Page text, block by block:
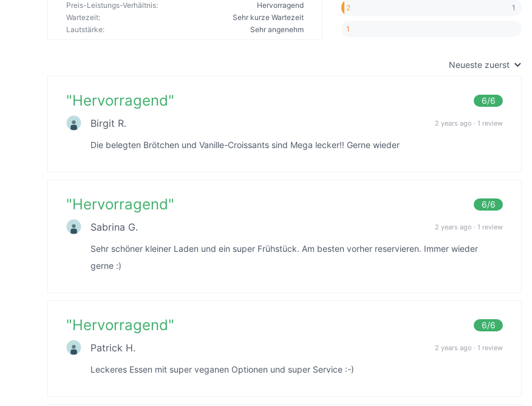
Preis-Leistungs-Verhältnis:
Hervorragend
Wartezeit:
Sehr kurze Wartezeit
Lautstärke: Sehr angenehm
2 1
1
Neueste zuerst
"Hervorragend" 6/6
Birgit R. 2 years ago · 1 review
Die belegten Brötchen und Vanille-Croissants sind Mega lecker!! Gerne wieder
"Hervorragend" 6/6
Sabrina G. 2 years ago · 1 review
Sehr schöner kleiner Laden und ein super Frühstück. Am besten vorher reservieren. Immer wieder
gerne :)
"Hervorragend" 6/6
Patrick H. 2 years ago · 1 review
Leckeres Essen mit super veganen Optionen und super Service :-)